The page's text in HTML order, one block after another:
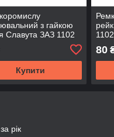
з гайкою
Славута ЗАЗ 1102
1105 Део Деу Сенс
Sens Lanos 1.4
Купити
80
рік